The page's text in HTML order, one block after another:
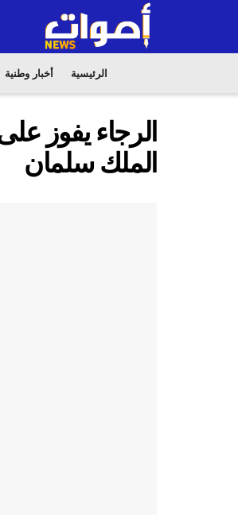
الرئيسية أخبار وطنية
الرجاء يفوز
الملك سلمان